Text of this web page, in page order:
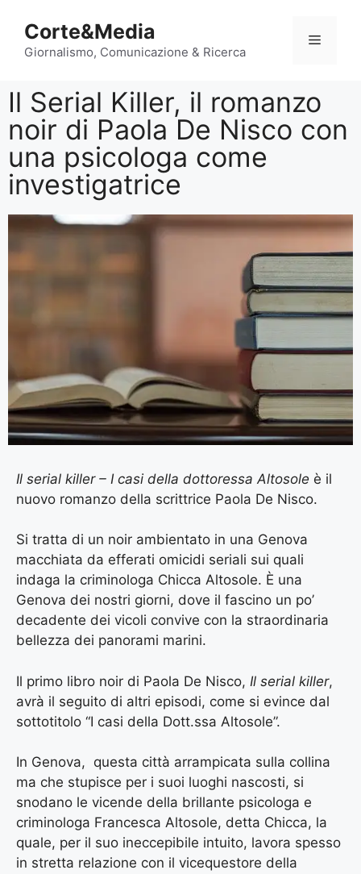
Corte&Media
Giornalismo, Comunicazione & Ricerca
Il Serial Killer, il romanzo
noir di Paola De Nisco con
una psicologa come
investigatrice
Il serial killer – I casi della dottoressa Altosole è il
nuovo romanzo della scrittrice Paola De Nisco.
Si tratta di un noir ambientato in una Genova
macchiata da efferati omicidi seriali sui quali
indaga la criminologa Chicca Altosole. È una
Genova dei nostri giorni, dove il fascino un po’
decadente dei vicoli convive con la straordinaria
bellezza dei panorami marini.
Il primo libro noir di Paola De Nisco, Il serial killer,
avrà il seguito di altri episodi, come si evince dal
sottotitolo “I casi della Dott.ssa Altosole”.
In Genova, questa città arrampicata sulla collina
ma che stupisce per i suoi luoghi nascosti, si
snodano le vicende della brillante psicologa e
criminologa Francesca Altosole, detta Chicca, la
quale, per il suo ineccepibile intuito, lavora spesso
in stretta relazione con il vicequestore della